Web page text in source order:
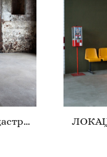
ЛОКАЦИЯ 223 — зал Индастриал